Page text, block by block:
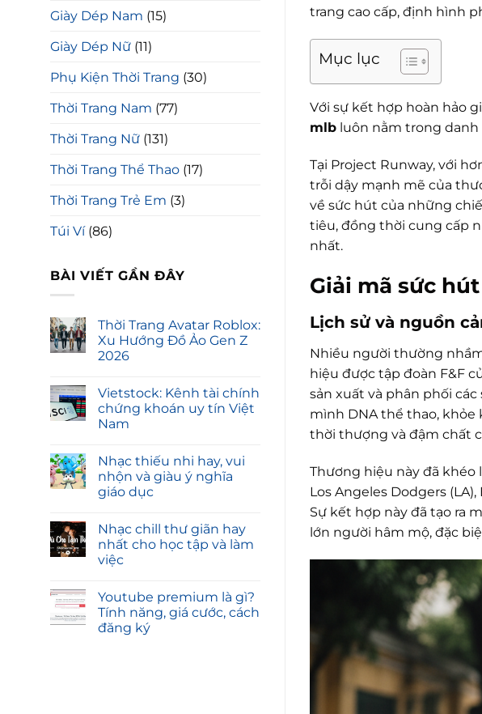
Giày Dép Nam (15)
Giày Dép Nữ (11)
Phụ Kiện Thời Trang (30)
Thời Trang Nam (77)
Thời Trang Nữ (131)
Thời Trang Thể Thao (17)
Thời Trang Trẻ Em (3)
Túi Ví(86)
BÀI VIẾT GẦN ĐÂY
Thời Trang Avatar Roblox:
Xu Hướng Đồ Ảo Gen Z
2026
Vietstock: Kênh tài chính
chứng khoán uy tín Việt
Nam
Nhạc thiếu nhi hay, vui
nhộn và giàu ý nghĩa
giáo dục
Nhạc chill thư giãn hay
nhất cho học tập và làm
việc
Youtube premium là gì?
Tính năng, giá cước, cách
đăng ký
trang cao cấp, định hình
Mục lục
Với sự kết hợp hoàn hảo
mlb luôn nằm trong danh
Tại Project Runway, với
trỗi dậy mạnh mẽ của
về sức hút của những
tiêu, đồng thời cung cấp
nhất.
Giải mã sức
Lịch sử và nguồn
Nhiều người thường
hiệu được tập đoàn F&F
sản xuất và phân phối
mình DNA thể thao,
thời thượng và đậm chất
Thương hiệu này đã khéo
Los Angeles Dodgers
Sự kết hợp này đã tạo ra
lớn người hâm mộ, đặc